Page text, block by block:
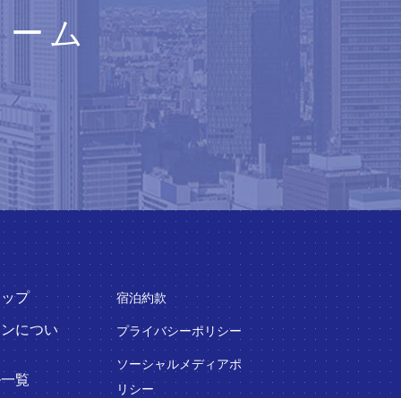
ム
プ
につい
覧
宿泊約款
プライバシーポリシー
ソーシャルメディアポ
リシー